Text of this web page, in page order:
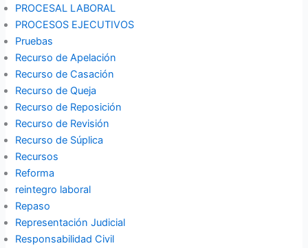
PROCESAL LABORAL
PROCESOS EJECUTIVOS
Pruebas
Recurso de Apelación
Recurso de Casación
Recurso de Queja
Recurso de Reposición
Recurso de Revisión
Recurso de Súplica
Recursos
Reforma
reintegro laboral
Repaso
Representación Judicial
Responsabilidad Civil